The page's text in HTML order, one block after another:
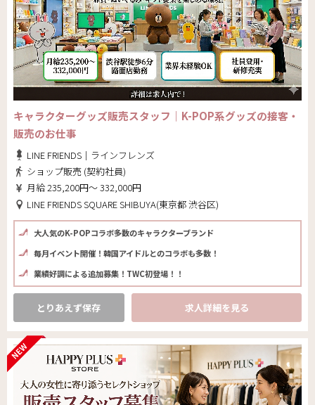
キャラクターグッズ販売スタッフ｜K-POP系グッズの接客・
販売のお仕事
LINE FRIENDS｜ラインフレンズ
ショップ販売 (契約社員)
月給 235,200円～ 332,000円
LINE FRIENDS SQUARE SHIBUYA(東京都 渋谷区)
大人気のK-POPコラボ多数のキャラクターブランド
毎月イベント開催！韓国アイドルとのコラボも多数！
業績好調による追加募集！TWC初登場！！
とりあえず保存 求人詳細を見る